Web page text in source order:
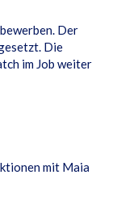
Der
Die
im Job weiter
mit Maia